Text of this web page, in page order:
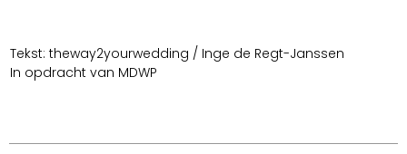
Tekst: theway2yourwedding / Inge de Regt-Janssen
In opdracht van MDWP